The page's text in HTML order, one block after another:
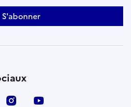
S'abonner
facebook instagram